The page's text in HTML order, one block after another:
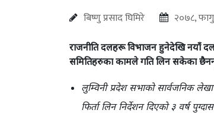
बिष्णु प्रसाद घिमिरे २०७८,
राजनीति दलहरू विभाजन हुनेदेखि नयाँ दल
समितिहरुका कामले गति लिन सकेका
लुम्विनी प्रदेश सभाको सार्वजनिक
फिर्ता लिन निर्देशन दिएको ३ वर्ष